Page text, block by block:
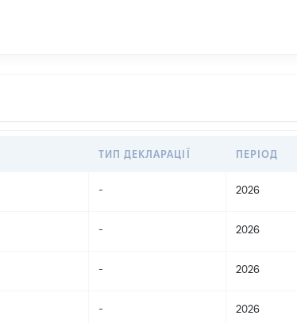
ТИП ДЕКЛАРАЦІЇ ПЕРІОД
- 2026
- 2026
- 2026
- 2026